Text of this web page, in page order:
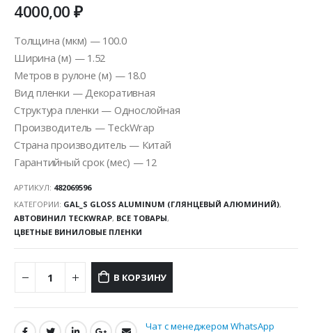
4000,00₽
Толщина (мкм) — 100.0
Ширина (м) — 1.52
Метров в рулоне (м) — 18.0
Вид пленки — Декоративная
Структура пленки — Однослойная
Производитель — TeckWrap
Страна производитель — Китай
Гарантийный срок (мес) — 12
АРТИКУЛ: 482069596
КАТЕГОРИИ: GAL_S GLOSS ALUMINUM (ГЛЯНЦЕВЫЙ АЛЮМИНИЙ),
АВТОВИНИЛ TECKWRAP, ВСЕ ТОВАРЫ,
ЦВЕТНЫЕ ВИНИЛОВЫЕ ПЛЕНКИ
В КОРЗИНУ
Чат с менеджером WhatsApp